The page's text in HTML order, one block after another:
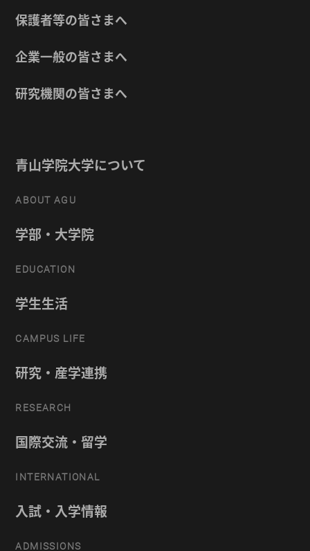
保護者等の皆さまへ
企業一般の皆さまへ
研究機関の皆さまへ
青山学院大学について
ABOUT AGU
学部・大学院
EDUCATION
学生生活
CAMPUS LIFE
研究・産学連携
RESEARCH
国際交流・留学
INTERNATIONAL
入試・入学情報
ADMISSIONS